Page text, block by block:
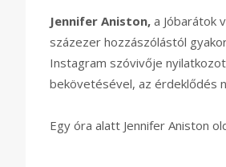
Jennifer Aniston, a Jóbarátok
százezer hozzászólástól
Instagram szóvivője
bekövetésével, az érdeklődés
Egy óra alatt Jennifer Aniston